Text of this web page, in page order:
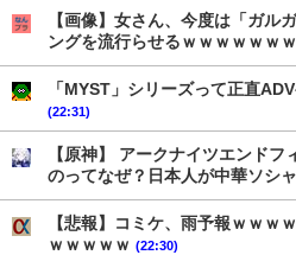
【画像】女さん、今度は「ガル
ングを流行らせるｗｗｗｗｗｗ
「MYST」シリーズって正直
(22:31)
【原神】 アークナイツエンド
のってなぜ？日本人が中華ソシ
【悲報】コミケ、雨予報ｗｗｗ
ｗｗｗｗｗ (22:30)